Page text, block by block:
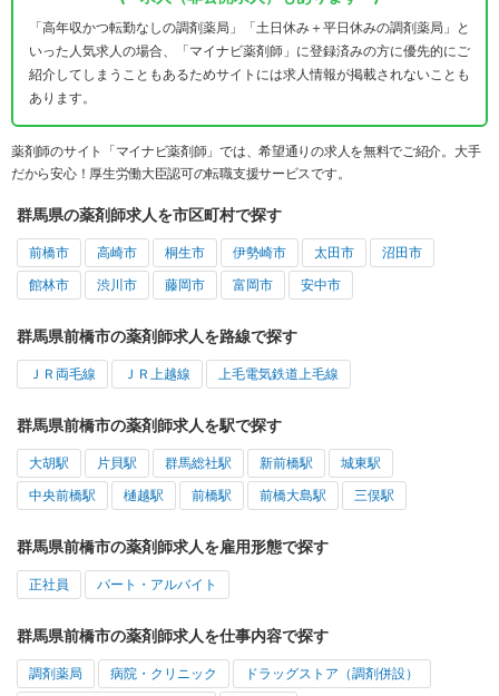
「高年収かつ転勤なしの調剤薬局」「土日休み＋平日休みの調剤薬局」と
いった人気求人の場合、「マイナビ薬剤師」に登録済みの方に優先的にご
紹介してしまうこともあるためサイトには求人情報が掲載されないことも
あります。
薬剤師のサイト「マイナビ薬剤師」では、希望通りの求人を無料でご紹介。大手
だから安心！厚生労働大臣認可の転職支援サービスです。
群馬県の薬剤師求人を市区町村で探す
前橋市 高崎市 桐生市 伊勢崎市 太田市 沼田市
館林市 渋川市 藤岡市 富岡市 安中市
群馬県前橋市の薬剤師求人を路線で探す
ＪＲ両毛線 ＪＲ上越線 上毛電気鉄道上毛線
群馬県前橋市の薬剤師求人を駅で探す
大胡駅 片貝駅 群馬総社駅 新前橋駅 城東駅
中央前橋駅 樋越駅 前橋駅 前橋大島駅 三俣駅
群馬県前橋市の薬剤師求人を雇用形態で探す
正社員 パート・アルバイト
群馬県前橋市の薬剤師求人を仕事内容で探す
調剤薬局 病院・クリニック ドラッグストア（調剤併設）